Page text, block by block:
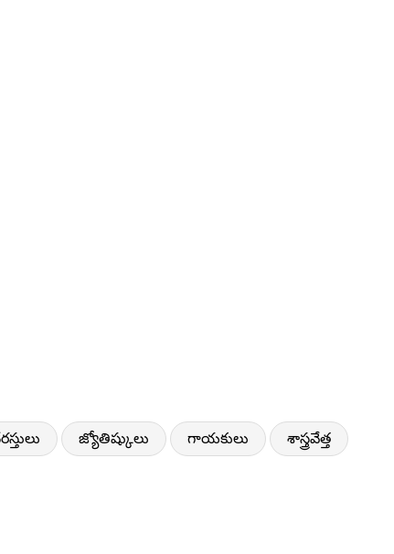
జ్యోతిష్కులు గాయకులు శాస్త్రవేత్త